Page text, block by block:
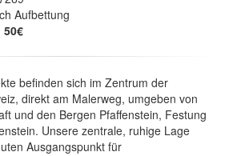
Aufbettung
50€
befinden sich im Zentrum der
direkt am Malerweg, umgeben von
und den Bergen Pfaffenstein, Festung
Unsere zentrale, ruhige Lage
Ausgangspunkt für